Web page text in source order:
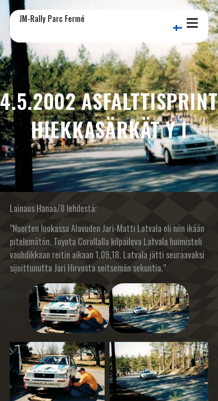
JM-Rally Parc Fermé
4.5.2002 ASFALTTISPRINT
HIEKKASÄRKÄT Y I
Lainaus Hanaa/8 lehdestä:
”Nuorten luokassa Alavuden Jari-Matti Latvala oli niin ikään
pitelemätön. Toyota Corollalla kilpaileva Latvala huimisteli
vauhdikkaan reitin aikaan 1.09,18. Latvala jätti seuraavaksi
sijoittunutta Jari Hirvosta seitsemän sekuntia.”